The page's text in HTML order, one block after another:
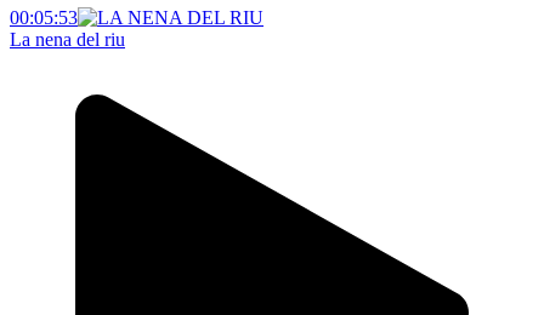
00:05:53
La nena del riu